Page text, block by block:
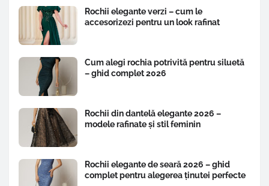
Rochii elegante verzi – cum le
accesorizezi pentru un look rafinat
Cum alegi rochia potrivită pentru siluetă
– ghid complet 2026
Rochii din dantelă elegante 2026 –
modele rafinate și stil feminin
Rochii elegante de seară 2026 – ghid
complet pentru alegerea ținutei perfecte